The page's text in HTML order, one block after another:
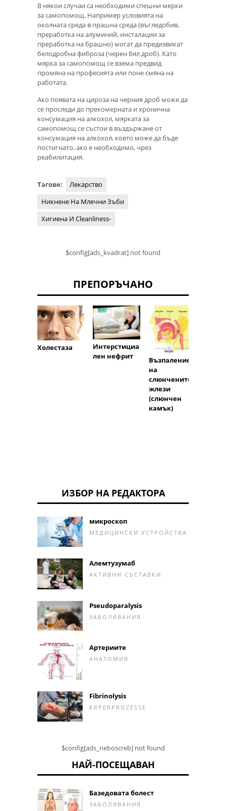
В някои случаи са необходими спешни мерки
за самопомощ. Например условията на
околната среда в прашна среда (въгледобив,
преработка на алуминий, инсталации за
преработка на брашно) могат да предизвикат
белодробна фиброза (черен бял дроб). Като
мярка за самопомощ се взема предвид
промяна на професията или поне смяна на
работата.
Ако появата на цироза на черния дроб може да
се проследи до прекомерната и хронична
консумация на алкохол, мярката за
самопомощ се състои в въздържане от
консумация на алкохол, което може да бъде
постигнато, ако е необходимо, чрез
реабилитация.
Тагове:
Лекарство
Никнене На Млечни Зъби
Хигиена И Cleanliness-
$config[ads_kvadrat] not found
ПРЕПОРЪЧАНО
Холестаза
Интерстициа
лен нефрит
Възпаление
на
слюнчените
жлези
(слюнчен
камък)
ИЗБОР НА РЕДАКТОРА
микроскоп
МЕДИЦИНСКИ УСТРОЙСТВА
Алемтузумаб
АКТИВНИ СЪСТАВКИ
Pseudoparalysis
ЗАБОЛЯВАНИЯ
Артериите
АНАТОМИЯ
Fibrinolysis
KRPERPROZESSE
$config[ads_neboscreb] not found
НАЙ-ПОСЕЩАВАН
Базедовата болест
ЗАБОЛЯВАНИЯ